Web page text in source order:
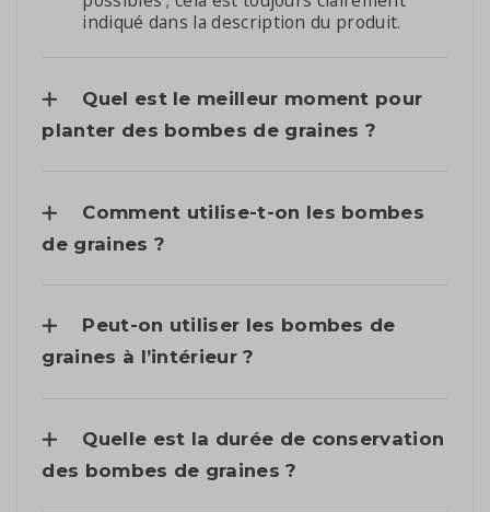
indiqué dans la description du produit.
Quel est le meilleur moment pour
planter des bombes de graines ?
Comment utilise-t-on les bombes
de graines ?
Peut-on utiliser les bombes de
graines à l’intérieur ?
Quelle est la durée de conservation
des bombes de graines ?